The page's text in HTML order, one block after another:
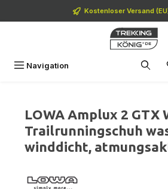
Zum Hauptinhalt springenKostenloser Versand
Navigation
LOWA Amplux 2 GTX
Trailrunningschuh
winddicht,